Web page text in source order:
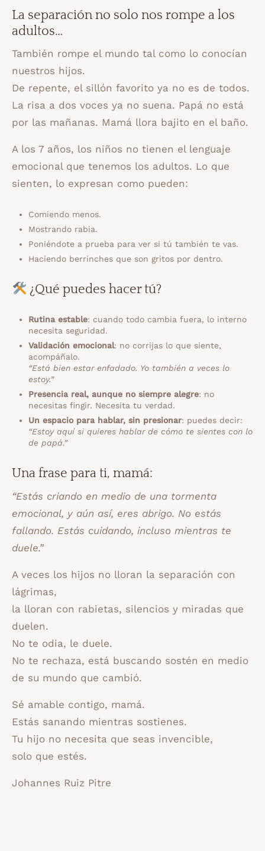
La separación no solo nos rompe a los
adultos…
También rompe el mundo tal como lo conocían
nuestros hijos.
De repente, el sillón favorito ya no es de todos.
La risa a dos voces ya no suena. Papá no está
por las mañanas. Mamá llora bajito en el baño.
A los 7 años, los niños no tienen el lenguaje
emocional que tenemos los adultos. Lo que
sienten, lo expresan como pueden:
Comiendo menos.
Mostrando rabia.
Poniéndote a prueba para ver si tú también te vas.
Haciendo berrinches que son gritos por dentro.
¿Qué puedes hacer tú?
Rutina estable: cuando todo cambia fuera, lo interno
necesita seguridad.
Validación emocional: no corrijas lo que siente,
acompáñalo.
“Está bien estar enfadado. Yo también a veces lo
estoy.”
Presencia real, aunque no siempre alegre: no
necesitas fingir. Necesita tu verdad.
Un espacio para hablar, sin presionar: puedes decir:
“Estoy aquí si quieres hablar de cómo te sientes con lo
de papá.”
Una frase para ti, mamá:
“Estás criando en medio de una tormenta
emocional, y aún así, eres abrigo. No estás
fallando. Estás cuidando, incluso mientras te
duele.”
A veces los hijos no lloran la separación con
lágrimas,
la lloran con rabietas, silencios y miradas que
duelen.
No te odia, le duele.
No te rechaza, está buscando sostén en medio
de su mundo que cambió.
Sé amable contigo, mamá.
Estás sanando mientras sostienes.
Tu hijo no necesita que seas invencible,
solo que estés.
Johannes Ruiz Pitre